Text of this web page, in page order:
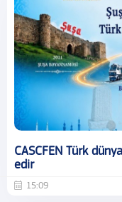
CASCFEN Türk
edir
15:09